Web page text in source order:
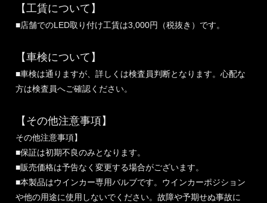
【工賃について】
■店舗でのLED取り付け工賃は3,000円（税抜き）です。
【車検について】
■車検は通りますが、詳しくは検査員判断となります。心配な
方は検査員へご確認ください。
【その他注意事項】
その他注意事項】
■保証は初期不良のみとなります。
■販売価格は予告なく変更する場合がございます。
■本製品はウインカー専用バルブです。ウインカーポジション
や他の用途に使用しないでください。故障や予期せぬ事故に